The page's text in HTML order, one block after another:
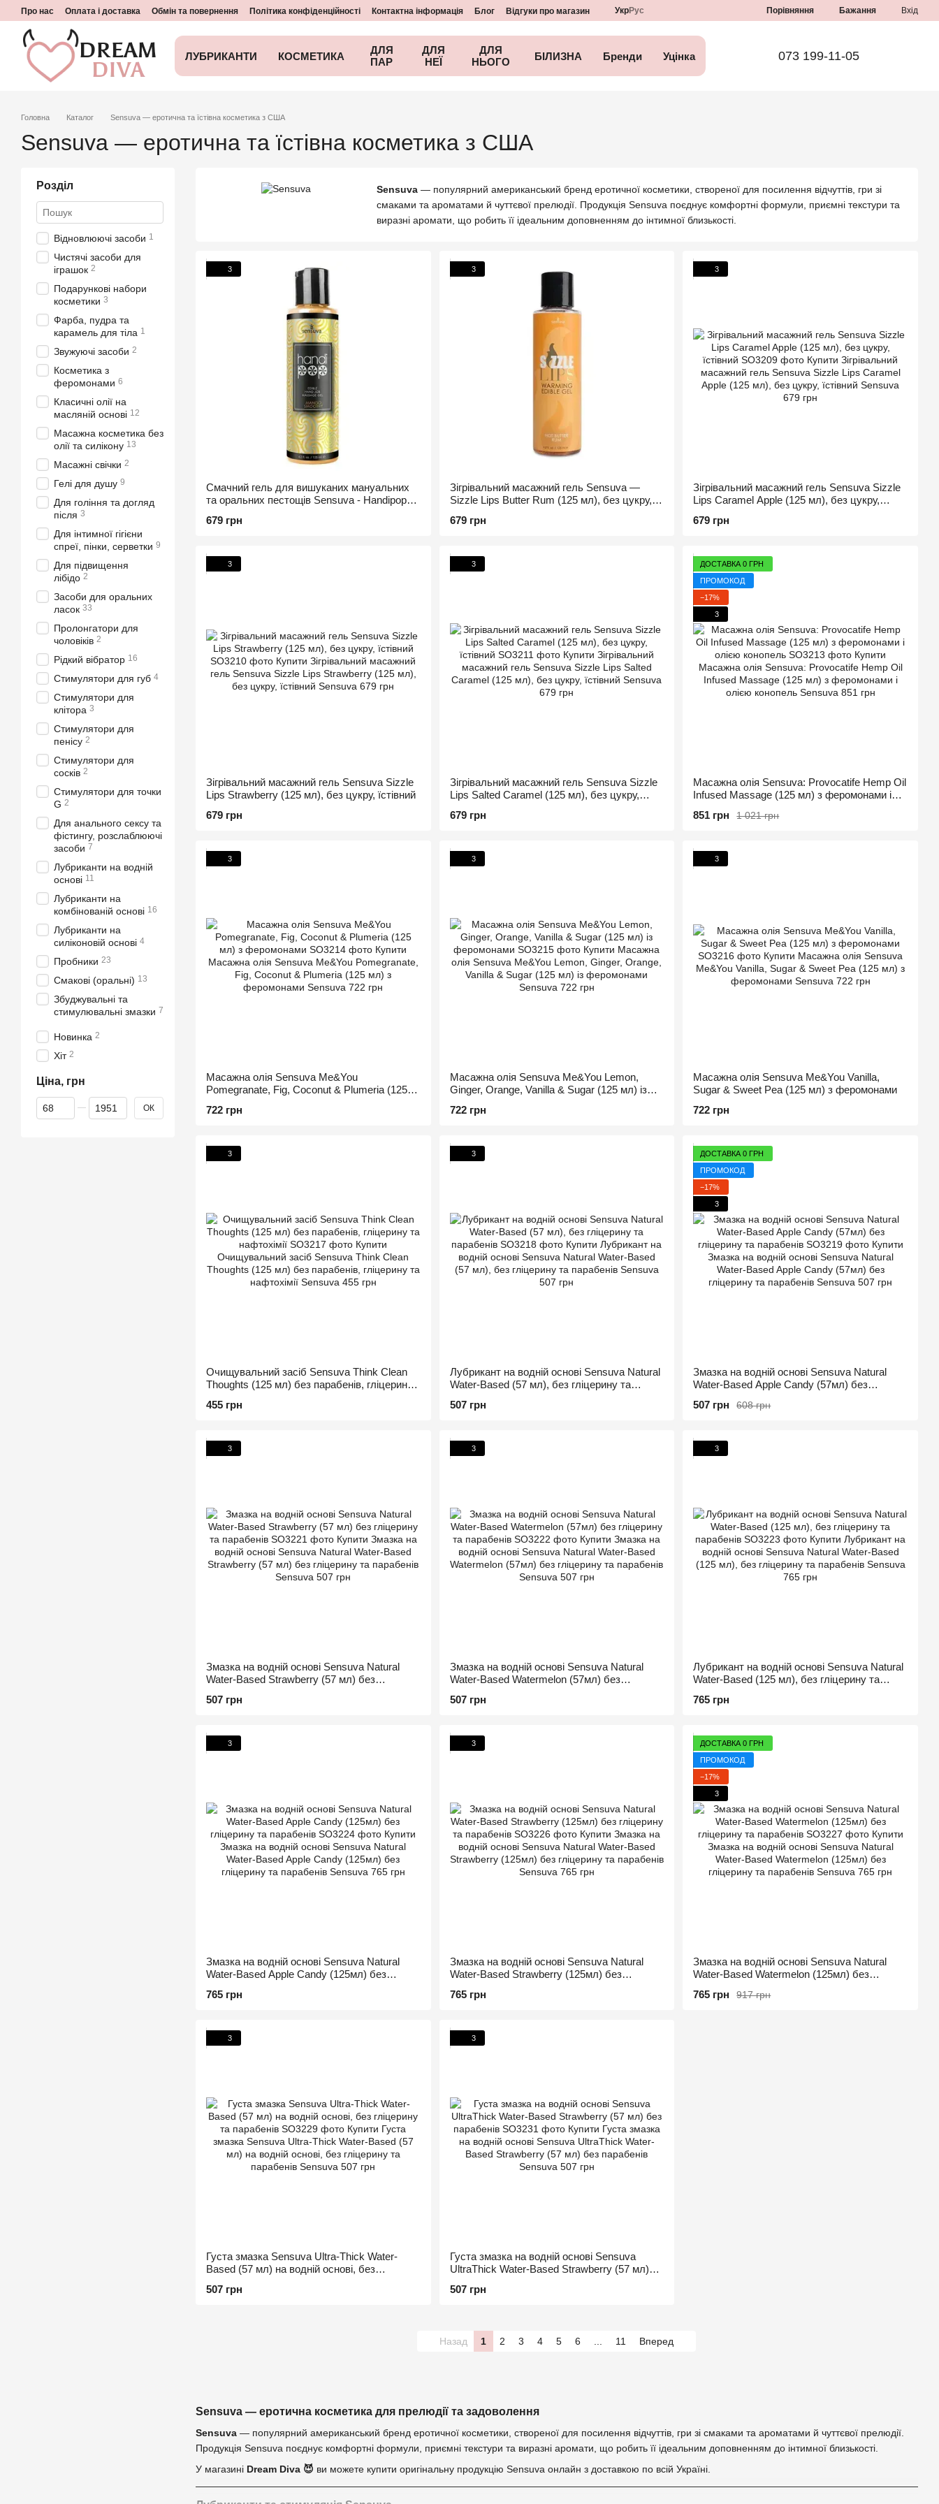
Перейти до основного контенту
Про нас Оплата і доставка Обмін та повернення Політика конфіденційності Контактна інформація Блог Відгуки про магазин УкрРус Порівняння Бажання Вхід
ЛУБРИКАНТИ КОСМЕТИКА
ДЛЯ
ПАР
ДЛЯ
НЕЇ
ДЛЯ
НЬОГО
БІЛИЗНА Бренди Уцінка 073 199-11-05
Головна Каталог Sensuva — еротична та їстівна косметика з США
Sensuva — еротична та їстівна косметика з США
Sensuva — еротична косметика для прелюдії та задоволення
Sensuva — популярний американський бренд еротичної косметики, створеної для посилення відчуттів, гри зі смаками та ароматами й чуттєвої прелюдії.
Продукція Sensuva поєднує комфортні формули, приємні текстури та виразні аромати, що робить її ідеальним доповненням до інтимної близькості.
У магазині Dream Diva 😈 ви можете купити оригінальну продукцію Sensuva онлайн з доставкою по всій Україні.
Sensuva— популярний американський бренд еротичної косметики, створеної для посилення відчуттів, гри зі
смаками та ароматами й чуттєвої прелюдії. Продукція Sensuva поєднує комфортні формули, приємні текстури та
виразні аромати, що робить її ідеальним доповненням до інтимної близькості.
3
Смачний гель для вишуканих мануальних
та оральних пестощів Sensuva - Handipop
679 грн
3
Зігрівальний масажний гель Sensuva —
Sizzle Lips Butter Rum (125 мл), без цукру,
679 грн
3
Зігрівальний масажний гель Sensuva Sizzle
Lips Caramel Apple (125 мл), без цукру,
679 грн
3
Зігрівальний масажний гель Sensuva Sizzle
Lips Strawberry (125 мл), без цукру, їстівний
679 грн
3
Зігрівальний масажний гель Sensuva Sizzle
Lips Salted Caramel (125 мл), без цукру,
679 грн
ДОСТАВКА 0 ГРН
ПРОМОКОД
−17%
3
Масажна олія Sensuva: Provocatife Hemp Oil
Infused Massage (125 мл) з феромонами і
1 021 грн
851 грн
3
Масажна олія Sensuva Me&You
Pomegranate, Fig, Coconut & Plumeria (125
722 грн
3
Масажна олія Sensuva Me&You Lemon,
Ginger, Orange, Vanilla & Sugar (125 мл) із
722 грн
3
Масажна олія Sensuva Me&You Vanilla,
Sugar & Sweet Pea (125 мл) з феромонами
722 грн
3
Очищувальний засіб Sensuva Think Clean
Thoughts (125 мл) без парабенів, гліцерину
455 грн
3
Лубрикант на водній основі Sensuva Natural
Water-Based (57 мл), без гліцерину та
507 грн
ДОСТАВКА 0 ГРН
ПРОМОКОД
−17%
3
Змазка на водній основі Sensuva Natural
Water-Based Apple Candy (57мл) без
608 грн
507 грн
3
Змазка на водній основі Sensuva Natural
Water-Based Strawberry (57 мл) без
507 грн
3
Змазка на водній основі Sensuva Natural
Water-Based Watermelon (57мл) без
507 грн
3
Лубрикант на водній основі Sensuva Natural
Water-Based (125 мл), без гліцерину та
765 грн
3
Змазка на водній основі Sensuva Natural
Water-Based Apple Candy (125мл) без
765 грн
3
Змазка на водній основі Sensuva Natural
Water-Based Strawberry (125мл) без
765 грн
ДОСТАВКА 0 ГРН
ПРОМОКОД
−17%
3
Змазка на водній основі Sensuva Natural
Water-Based Watermelon (125мл) без
917 грн
765 грн
3
Густа змазка Sensuva Ultra-Thick Water-
Based (57 мл) на водній основі, без
507 грн
3
Густа змазка на водній основі Sensuva
UltraThick Water-Based Strawberry (57 мл)
507 грн
Назад 1 2 3 4 5 6 11 Вперед
Розділ
Відновлюючі засоби 1
Чистячі засоби для
іграшок 2
Подарункові набори
косметики 3
Фарба, пудра та
карамель для тіла 1
Звужуючі засоби 2
Косметика з
феромонами 6
Класичні олії на
масляній основі 12
Масажна косметика без
олії та силікону 13
Масажні свічки 2
Гелі для душу 9
Для гоління та догляд
після 3
Для інтимної гігієни
спреї, пінки, серветки 9
Для підвищення
лібідо 2
Засоби для оральних
ласок 33
Пролонгатори для
чоловіків 2
Рідкий вібратор 16
Стимулятори для губ 4
Стимулятори для
клітора 3
Стимулятори для
пенісу 2
Стимулятори для
сосків 2
Стимулятори для точки
G 2
Для анального сексу та
фістингу, розслаблюючі
засоби 7
Лубриканти на водній
основі 11
Лубриканти на
комбінованій основі 16
Лубриканти на
силіконовій основі 4
Пробники 23
Смакові (оральні) 13
Збуджувальні та
стимулювальні змазки 7
Новинка 2
Хіт 2
Ціна, грн
Від Ціна, грн
До Ціна, грн ОК